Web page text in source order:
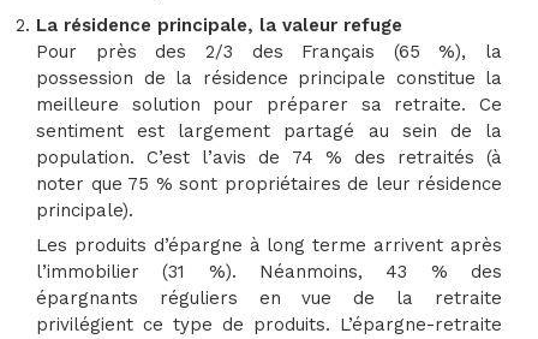
La résidence principale, la valeur refuge
Pour près des 2/3 des Français (65 %), la
possession de la résidence principale constitue la
meilleure solution pour préparer sa retraite. Ce
sentiment est largement partagé au sein de la
population. C’est l’avis de 74 % des retraités (à
noter que 75 % sont propriétaires de leur résidence
principale).
Les produits d’épargne à long terme arrivent après
l’immobilier (31 %). Néanmoins, 43 % des
épargnants réguliers en vue de la retraite
privilégient ce type de produits. L’épargne-retraite